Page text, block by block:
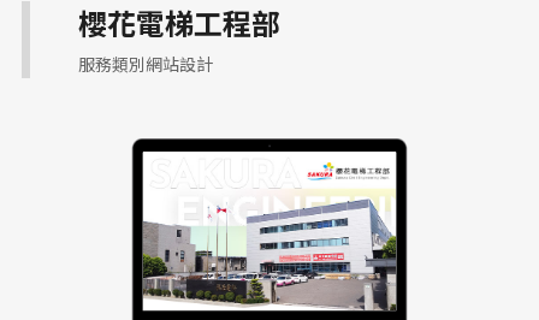
櫻花電梯工程部
服務類別網站設計